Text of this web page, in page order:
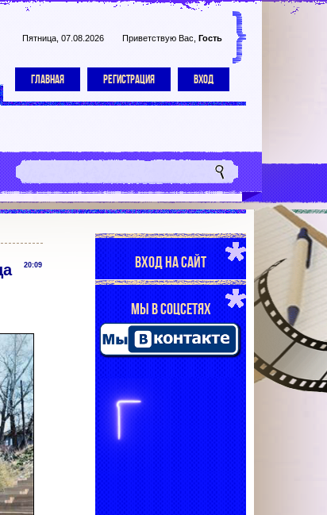
Пятница, 07.08.2026 Приветствую Вас Гость
ГЛАВНАЯ РЕГИСТРАЦИЯ ВХОД
20:09 ВХОД НА САЙТ
МЫ В СОЦСЕТЯХ